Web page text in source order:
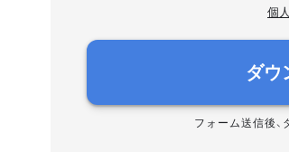
個
ダウ
フォーム送信後